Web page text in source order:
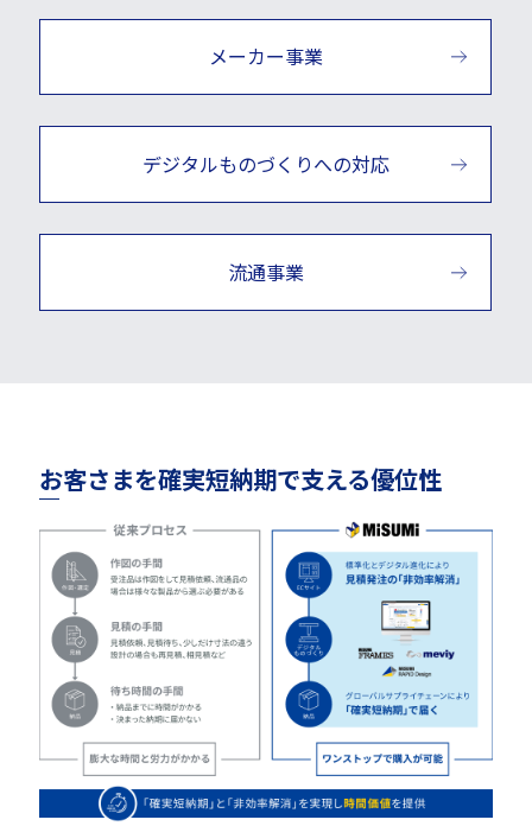
メーカー事業
デジタルものづくりへの対応
流通事業
お客さまを確実短納期で支える優位性